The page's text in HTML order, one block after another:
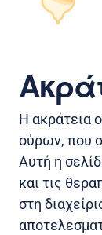
Η ακράτεια
ούρων, που
Αυτή η
και τις
στη